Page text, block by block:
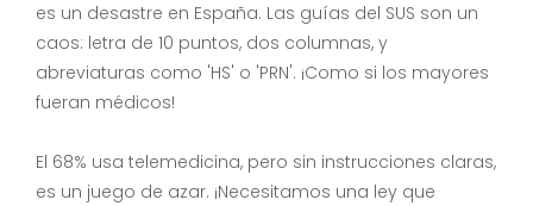
es un desastre en España. Las guías del SUS son un
caos: letra de 10 puntos, dos columnas, y
abreviaturas como 'HS' o 'PRN'. ¡Como si los mayores
fueran médicos!
El 68% usa telemedicina, pero sin instrucciones claras,
es un juego de azar. ¡Necesitamos una ley que